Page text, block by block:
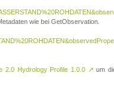
wie bei GetObservation.
2.0 Hydrology Profile 1.0.0 ↗ um